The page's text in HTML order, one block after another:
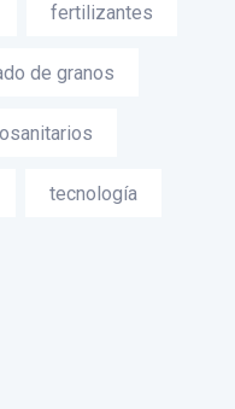
fertilizantes
de granos
tecnología